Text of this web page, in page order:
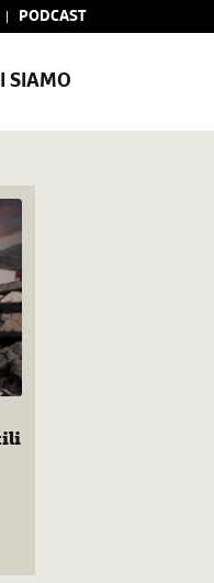
PODCAST
SIAMO